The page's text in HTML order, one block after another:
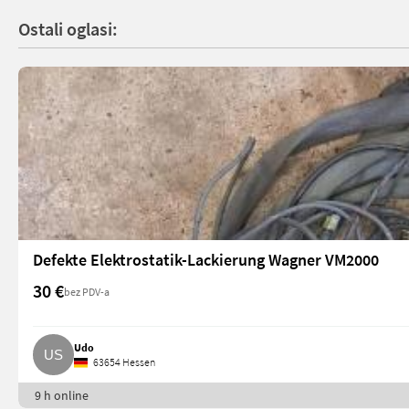
Ostali oglasi:
Defekte Elektrostatik-Lackierung Wagner VM2000
30 €bez PDV-a
Udo
63654 Hessen
9 h online